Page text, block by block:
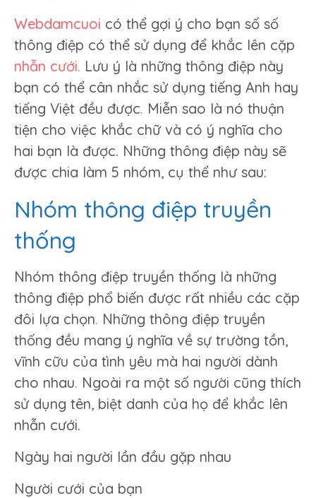
Webdamcuoi có thể gợi ý cho bạn số số
thông điệp có thể sử dụng để khắc lên cặp
nhẫn cưới. Lưu ý là những thông điệp này
bạn có thể cân nhắc sử dụng tiếng Anh hay
tiếng Việt đều được. Miễn sao là nó thuận
tiện cho việc khắc chữ và có ý nghĩa cho
hai bạn là được. Những thông điệp này sẽ
được chia làm 5 nhóm, cụ thể như sau:
Nhóm thông điệp truyền
thống
Nhóm thông điệp truyền thống là những
thông điệp phổ biến được rất nhiều các cặp
đôi lựa chọn. Những thông điệp truyền
thống đều mang ý nghĩa về sự trường tồn,
vĩnh cữu của tình yêu mà hai người dành
cho nhau. Ngoài ra một số người cũng thích
sử dụng tên, biệt danh của họ để khắc lên
nhẫn cưới.
Ngày hai người lần đầu gặp nhau
Người cưới của bạn